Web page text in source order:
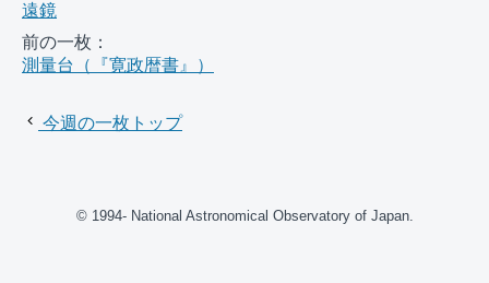
遠鏡
前の一枚：
測量台（『寛政暦書』）
今週の一枚トップ
© 1994- National Astronomical Observatory of Japan.